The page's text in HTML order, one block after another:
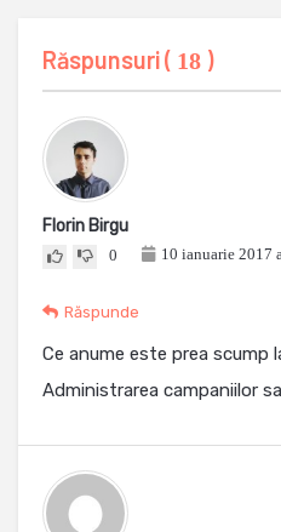
Răspunsuri ( 18 )
Florin Birgu
0 10 ianuarie 2017
Răspunde
Ce anume este prea scump
Administrarea campaniilor